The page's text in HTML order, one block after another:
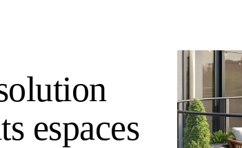
espaces